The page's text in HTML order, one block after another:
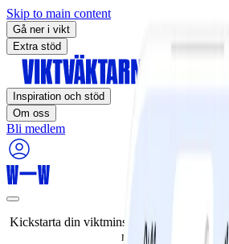
Skip to main content
Gå ner i vikt
Extra stöd
Inspiration och stöd
Om oss
Bli medlem
Kickstarta din viktminskningsresa nu!
månaders